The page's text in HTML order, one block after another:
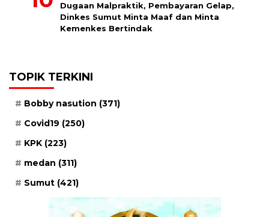
Dugaan Malpraktik, Pembayaran Gelap,
Dinkes Sumut Minta Maaf dan Minta
Kemenkes Bertindak
TOPIK TERKINI
Bobby nasution (371)
Covid19 (250)
KPK (223)
medan (311)
Sumut (421)